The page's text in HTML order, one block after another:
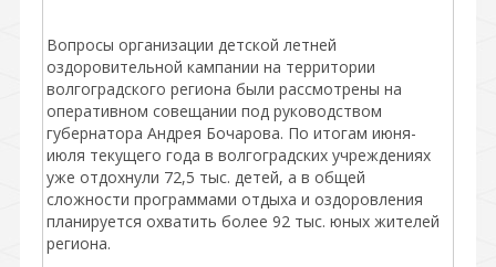
Вопросы организации детской летней
оздоровительной кампании на территории
волгоградского региона были рассмотрены на
оперативном совещании под руководством
губернатора Андрея Бочарова. По итогам июня-
июля текущего года в волгоградских учреждениях
уже отдохнули 72,5 тыс. детей, а в общей
сложности программами отдыха и оздоровления
планируется охватить более 92 тыс. юных жителей
региона.